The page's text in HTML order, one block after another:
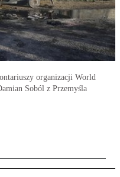
organizacji World
Soból z Przemyśla